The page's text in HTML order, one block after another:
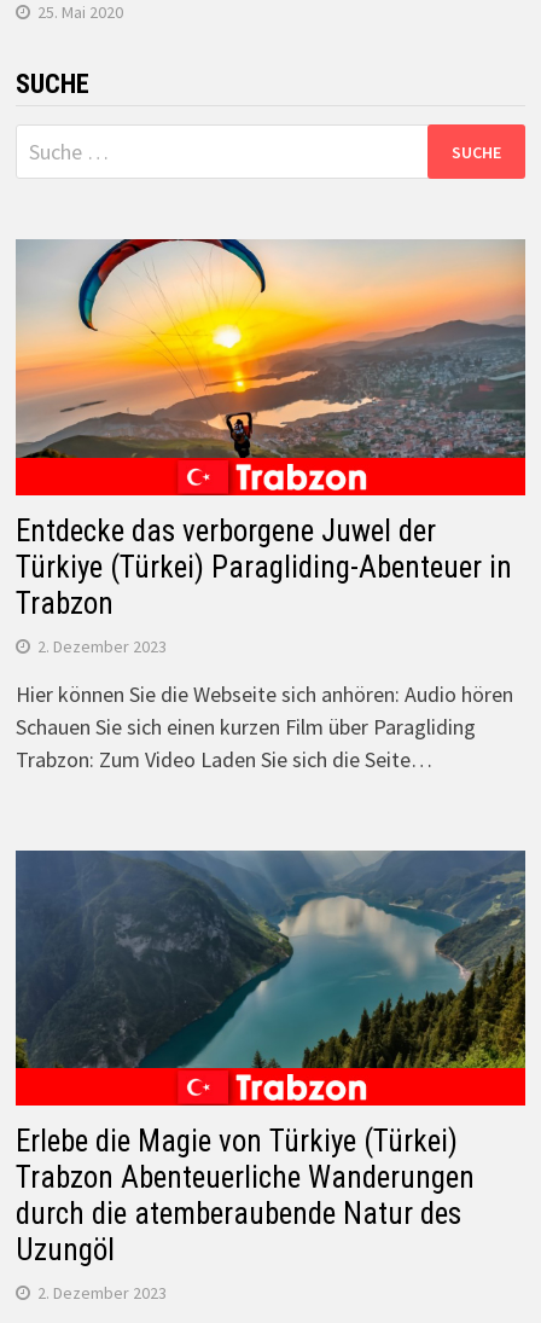
25. Mai 2020
SUCHE
Suche
nach:
Entdecke das verborgene Juwel der
Türkiye (Türkei) Paragliding-Abenteuer in
Trabzon
2. Dezember 2023
Hier können Sie die Webseite sich anhören: Audio hören
Schauen Sie sich einen kurzen Film über Paragliding
Trabzon: Zum Video Laden Sie sich die Seite…
Erlebe die Magie von Türkiye (Türkei)
Trabzon Abenteuerliche Wanderungen
durch die atemberaubende Natur des
Uzungöl
2. Dezember 2023